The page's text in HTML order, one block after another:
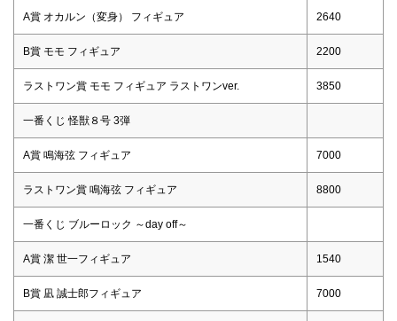
A賞 オカルン（変身） フィギュア 2640
B賞 モモ フィギュア 2200
ラストワン賞 モモ フィギュア ラストワンver. 3850
一番くじ 怪獣８号 3弾
A賞 鳴海弦 フィギュア 7000
ラストワン賞 鳴海弦 フィギュア 8800
一番くじ ブルーロック ～day off～
A賞 潔 世一フィギュア 1540
B賞 凪 誠士郎フィギュア 7000